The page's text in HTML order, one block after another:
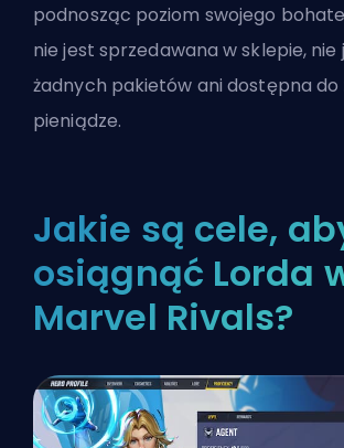
podnosząc poziom swojego
nie jest sprzedawana w sklepie,
żadnych pakietów ani dostępna do
pieniądze.
Jakie są cele,
osiągnąć Lorda
Marvel Rivals?